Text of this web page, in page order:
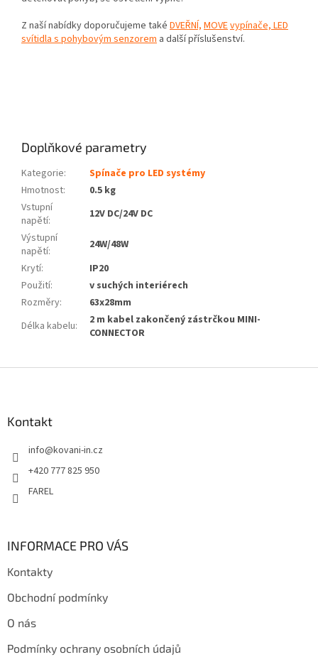
Z naší nabídky doporučujeme také DVEŘNÍ, MOVEvypínače, LED
svítidla s pohybovým senzorem a další příslušenství.
Doplňkové parametry
Kategorie:
Spínače pro LED systémy
Hmotnost:
0.5 kg
Vstupní
napětí:
12V DC/24V DC
Výstupní
napětí:
24W/48W
Krytí:
IP20
Použití:
v suchých interiérech
Rozměry:
63x28mm
Délka kabelu:
2 m kabel zakončený zástrčkou MINI-
CONNECTOR
Kontakt
info@kovani-in.cz
+420 777 825 950
FAREL
INFORMACE PRO VÁS
Kontakty
Obchodní podmínky
O nás
Podmínky ochrany osobních údajů